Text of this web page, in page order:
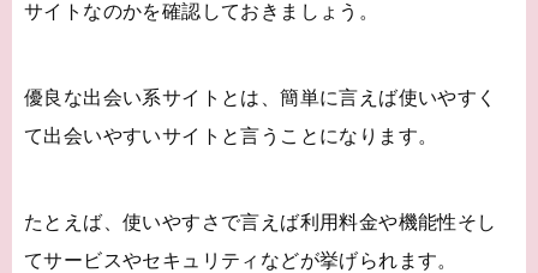
サイトなのかを確認しておきましょう。
優良な出会い系サイトとは、簡単に言えば使いやすく
て出会いやすいサイトと言うことになります。
たとえば、使いやすさで言えば利用料金や機能性そし
てサービスやセキュリティなどが挙げられます。